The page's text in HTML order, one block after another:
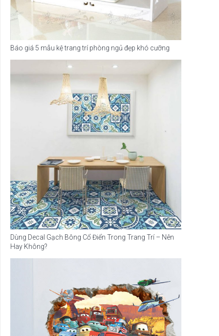
Báo giá 5 mẫu kệ trang trí phòng ngủ đẹp khó cưỡng
Dùng Decal Gạch Bông Cổ Điển Trong Trang Trí – Nên
Hay Không?